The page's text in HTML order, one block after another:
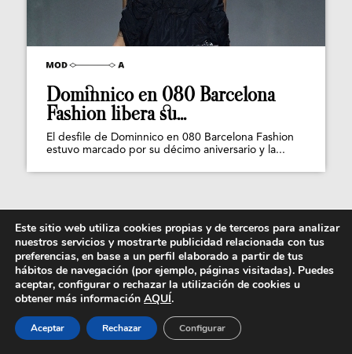
Dominnico en 080 Barcelona
Fashion libera su...
El desfile de Dominnico en 080 Barcelona Fashion
estuvo marcado por su décimo aniversario y la...
Este sitio web utiliza cookies propias y de terceros para analizar
nuestros servicios y mostrarte publicidad relacionada con tus
preferencias, en base a un perfil elaborado a partir de tus
hábitos de navegación (por ejemplo, páginas visitadas). Puedes
aceptar, configurar o rechazar la utilización de cookies u
obtener más información AQUÍ.
Aceptar Rechazar Configurar